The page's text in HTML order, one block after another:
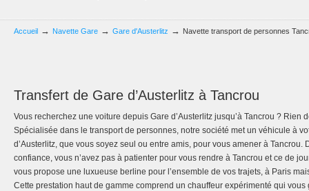
Accueil → Navette Gare → Gare d'Austerlitz → Navette transport de personnes
Transfert de Gare d’Austerlitz à Tancrou
Vous recherchez une voiture depuis Gare d’Austerlitz jusqu’à Tancrou ? Rien
Spécialisée dans le transport de personnes, notre société met un véhicule à
d’Austerlitz, que vous soyez seul ou entre amis, pour vous amener à Tancrou.
confiance, vous n’avez pas à patienter pour vous rendre à Tancrou et ce de
vous propose une luxueuse berline pour l’ensemble de vos trajets, à Paris
Cette prestation haut de gamme comprend un chauffeur expérimenté qui